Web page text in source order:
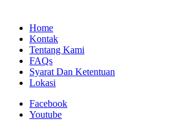
Home
Kontak
Tentang Kami
FAQs
Syarat Dan Ketentuan
Lokasi
Facebook
Youtube